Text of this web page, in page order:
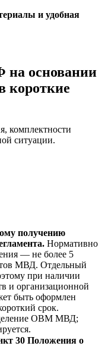
и удобная
на основании
короткие
комплектности
ситуации.
получению
Нормативно
— не более 5
МВД. Отдельный
при наличии
и организационной
быть оформлен
срок.
ОВМ МВД;
30 Положения о